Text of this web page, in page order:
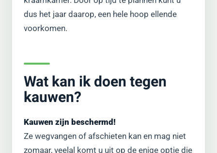
dus het jaar daarop, een hele hoop ellende
voorkomen.
Wat kan ik doen tegen
kauwen?
Kauwen zijn beschermd!
Ze wegvangen of afschieten kan en mag niet
zomaar, veelal komt u uit op de enige optie die